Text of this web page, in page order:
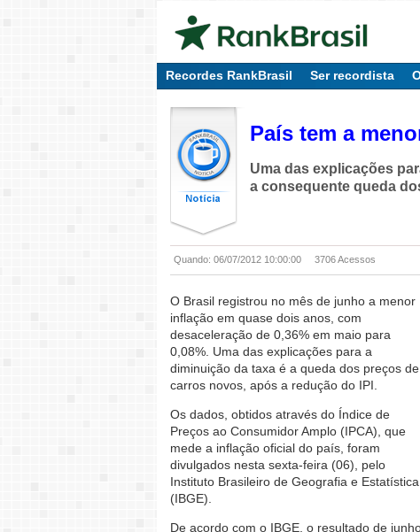
Recordes RankBrasil Ser recordista
País tem a
Uma das explicações
a consequente queda
Quando: 06/07/2012 10:00:00 3706 Acessos
O Brasil registrou no mês de junho a menor
inflação em quase dois anos, com
desaceleração de 0,36% em maio para
0,08%. Uma das explicações para a
diminuição da taxa é a queda dos preços de
carros novos, após a redução do IPI.
Os dados, obtidos através do Índice de
Preços ao Consumidor Amplo (IPCA), que
mede a inflação oficial do país, foram
divulgados nesta sexta-feira (06), pelo
Instituto Brasileiro de Geografia e Estatística
(IBGE).
De acordo com o IBGE, o resultado de